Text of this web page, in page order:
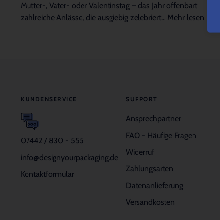
Mutter-, Vater- oder Valentinstag – das Jahr offenbart
zahlreiche Anlässe, die ausgiebig zelebriert... Mehr lesen
KUNDENSERVICE
07442 / 830 - 555
info@designyourpackaging.de
Kontaktformular
SUPPORT
Ansprechpartner
FAQ - Häufige Fragen
Widerruf
Zahlungsarten
Datenanlieferung
Versandkosten